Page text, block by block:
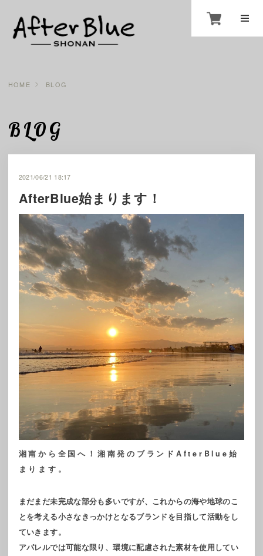
HOME BLOG
BLOG
AfterBlue始まります！
2021/06/21 18:17
湘南から全国へ！湘南発のブランドAfterBlue始
まります。
まだまだ未完成な部分も多いですが、これからの海や地球のこ
とを考える小さなきっかけとなるブランドを目指して活動をし
ていきます。
アパレルでは可能な限り、環境に配慮された素材を使用してい